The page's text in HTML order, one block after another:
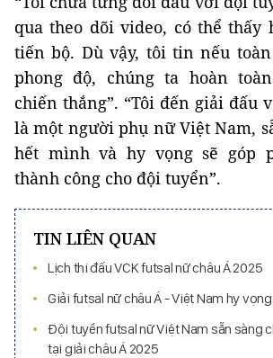
qua theo dõi video, có thể thấy
tiến bộ. Dù vậy, tôi tin nếu
phong độ, chúng ta hoàn
chiến thắng”. “Tôi đến giải đấu
là một người phụ nữ Việt Nam,
hết mình và hy vọng sẽ góp
thành công cho đội tuyển”.
TIN LIÊN QUAN
Lịch thi đấu VCK futsal nữ châu Á 2025
Giải futsal nữ châu Á - Việt Nam hy
Đội tuyển futsal nữ Việt Nam sẵn sàng
tại giải châu Á 2025